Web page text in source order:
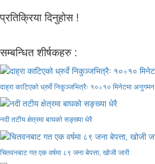
प्रतिक्रिया दिनुहोस !
सम्बन्धित शीर्षकहरु :
दाह्रा काटिएको ध्रुर्वे निकुञ्जभित्रैः १०÷१० मिनेटमा अनुगमन
नदी तटीय क्षेत्रमा बाघको सङ्ख्या धेरै
चितवनबाट गत एक वर्षमा ८९ जना बेपत्ता, खोजी जारी